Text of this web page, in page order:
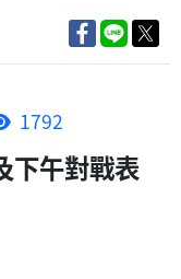
1792
下午對戰表